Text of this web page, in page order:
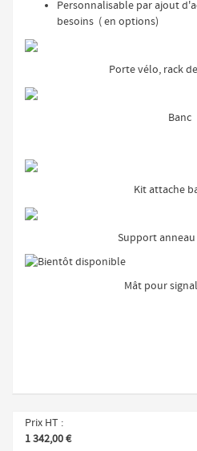
Personnalisable par ajout
besoins ( en options)
Porte vélo, rack
Banc
Kit attache
Support
Mât pour
Prix HT
1 342,00 €